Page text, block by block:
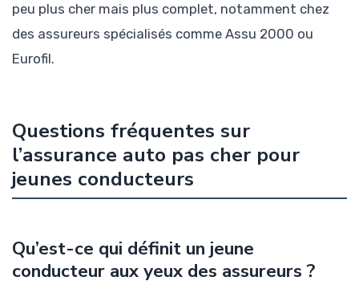
peu plus cher mais plus complet, notamment chez
des assureurs spécialisés comme Assu 2000 ou
Eurofil.
Questions fréquentes sur
l’assurance auto pas cher pour
jeunes conducteurs
Qu’est-ce qui définit un jeune
conducteur aux yeux des assureurs ?